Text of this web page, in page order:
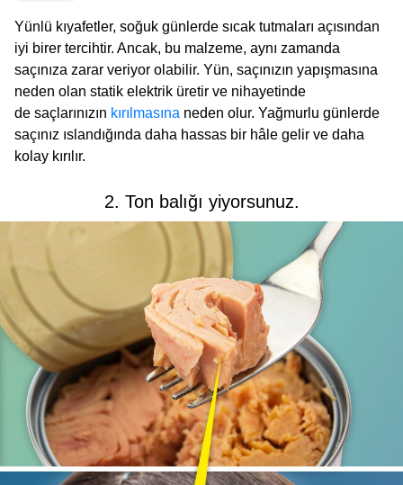
Yünlü kıyafetler, soğuk günlerde sıcak tutmaları açısından
iyi birer tercihtir. Ancak, bu malzeme, aynı zamanda
saçınıza zarar veriyor olabilir. Yün, saçınızın yapışmasına
neden olan statik elektrik üretir ve nihayetinde
de saçlarınızın kırılmasına neden olur. Yağmurlu günlerde
saçınız ıslandığında daha hassas bir hâle gelir ve daha
kolay kırılır.
2. Ton balığı yiyorsunuz.